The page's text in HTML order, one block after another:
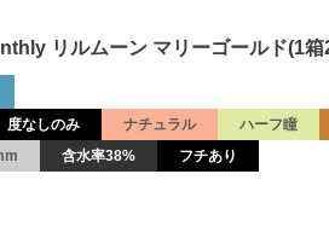
リルムーン マリーゴールド(1箱
度なしのみ ナチュラル ハーフ瞳
含水率38% フチあり